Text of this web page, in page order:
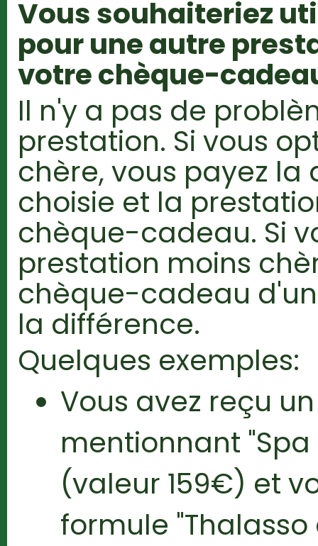
Vous souhaiteriez
pour une autre
votre chèque-
Il n'y a pas de
prestation. Si vous
chère, vous payez
choisie et la
chèque-cadeau. Si
prestation moins
chèque-cadeau
la différence.
Quelques exemples:
Vous avez reçu
mentionnant "Spa
(valeur 159€) et
formule